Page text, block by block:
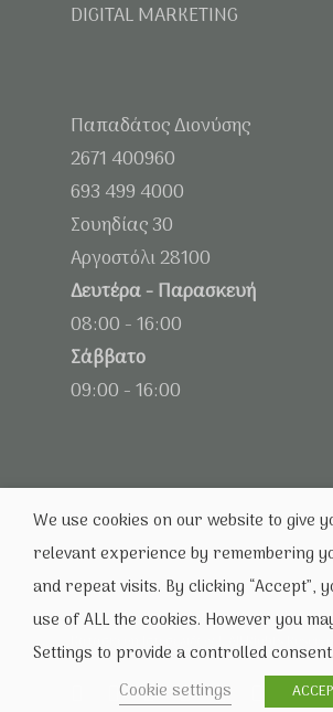
DIGITAL MARKETING
Παπαδάτος Διονύσης
2671 400960
693 499 4000
Σουηδίας 30
Αργοστόλι 28100
Δευτέρα - Παρασκευή
08:00 - 16:00
Σάββατο
09:00 - 16:00
© 2026 Infoline | Computers Kefalonia |
Κατασκευή Ιστοσελίδων |. All Rights Reserved.
facebooklinkedingoogle-instagrammessenger phone
We use cookies on our website to give
relevant experience by remembering
and repeat visits. By clicking “Accept”,
use of ALL the cookies. However you
Settings to provide a controlled consent.
Cookie settings